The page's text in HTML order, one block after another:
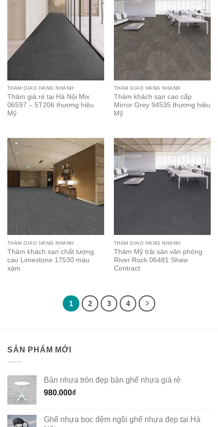
THẢM GIAO HÀNG NHANH
Thảm giá rẻ tại Hà Nội Mix
06597 – 5T206 thương hiệu
Mỹ
THẢM GIAO HÀNG NHANH
Thảm khách sạn cao cấp
Mirror Grey 94535 thương hiệu
Mỹ
THẢM GIAO HÀNG NHANH
Thảm khách sạn chất lượng
cao Limestone 17530 màu
xám
THẢM GIAO HÀNG NHANH
Thảm Mỹ trải sàn văn phòng
River Rock 06481 Shaw
Contract
1 2 3 4
SẢN PHẨM MỚI
Bàn nhựa tròn đẹp bàn ghế nhựa giá rẻ
980.000₫
Ghế nhựa bọc đệm ngồi ghế nhựa đẹp tại Hà